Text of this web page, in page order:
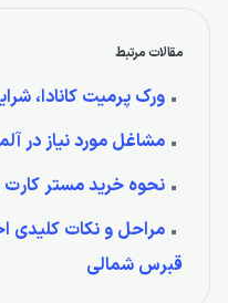
مقالات مرتبط
ورک پرمیت کانادا، شرایط
مشاغل مورد نیاز در
نحوه خرید مستر کارت
مراحل و نکات کلیدی
قبرس شمالی